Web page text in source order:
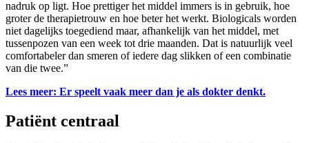
nadruk op ligt. Hoe prettiger het middel immers is in gebruik, hoe
groter de therapietrouw en hoe beter het werkt. Biologicals worden
niet dagelijks toegediend maar, afhankelijk van het middel, met
tussenpozen van een week tot drie maanden. Dat is natuurlijk veel
comfortabeler dan smeren of iedere dag slikken of een combinatie
van die twee.”
Lees meer: Er speelt vaak meer dan je als dokter denkt.
Patiënt centraal